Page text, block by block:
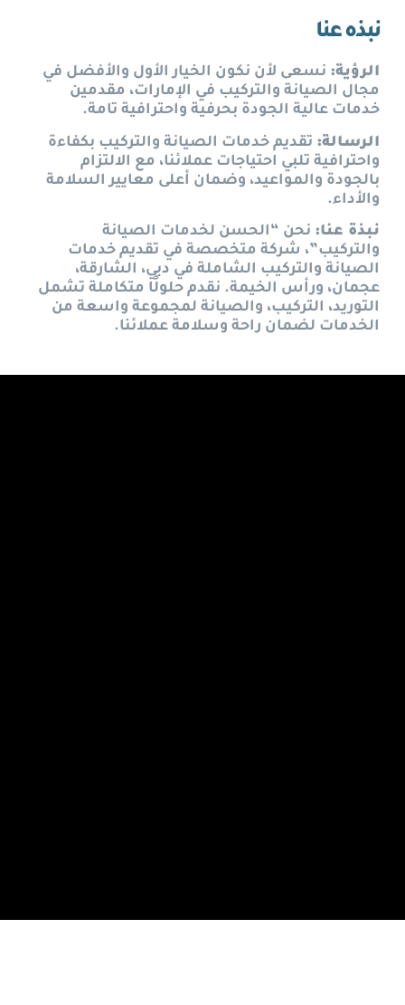
نبذه عنا
الرؤية: نسعى لأن نكون الخيار الأول والأفضل في
مجال الصيانة والتركيب في الإمارات، مقدمين
خدمات عالية الجودة بحرفية واحترافية تامة.
الرسالة: تقديم خدمات الصيانة والتركيب بكفاءة
واحترافية تلبي احتياجات عملائنا، مع الالتزام
بالجودة والمواعيد، وضمان أعلى معايير السلامة
والأداء.
نبذة عنا: نحن “الحسن لخدمات الصيانة
والتركيب”، شركة متخصصة في تقديم خدمات
الصيانة والتركيب الشاملة في دبي، الشارقة،
عجمان، ورأس الخيمة. نقدم حلولًا متكاملة تشمل
التوريد، التركيب، والصيانة لمجموعة واسعة من
الخدمات لضمان راحة وسلامة عملائنا.